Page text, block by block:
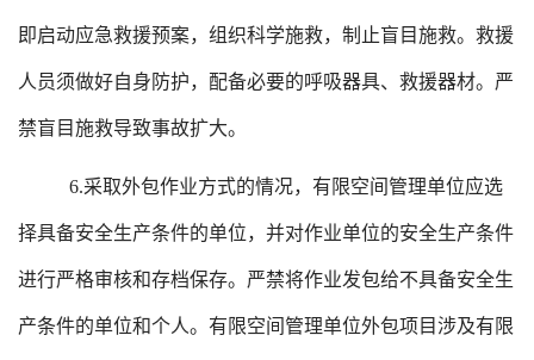
即启动应急救援预案，组织科学施救，制止盲目施救。救援
人员须做好自身防护，配备必要的呼吸器具、救援器材。严
禁盲目施救导致事故扩大。
6.采取外包作业方式的情况，有限空间管理单位应选
择具备安全生产条件的单位，并对作业单位的安全生产条件
进行严格审核和存档保存。严禁将作业发包给不具备安全生
产条件的单位和个人。有限空间管理单位外包项目涉及有限